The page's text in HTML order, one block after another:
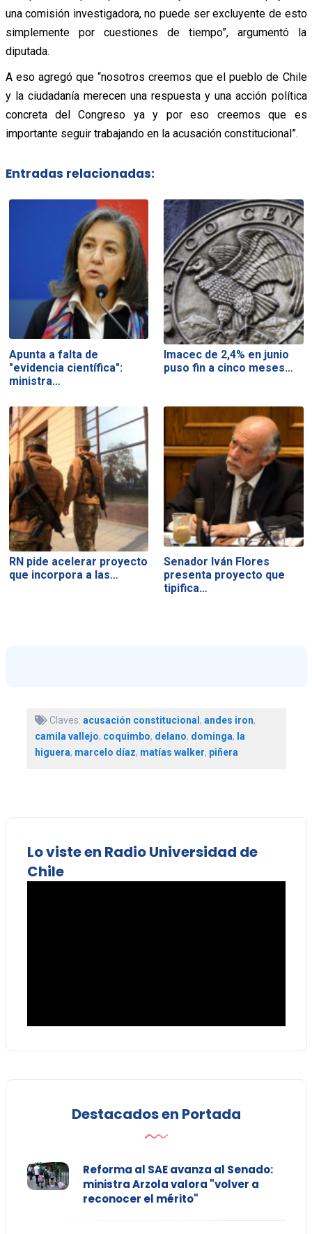
una comisión investigadora, no puede ser excluyente de esto
simplemente por cuestiones de tiempo”, argumentó la
diputada.
A eso agregó que “nosotros creemos que el pueblo de Chile
y la ciudadanía merecen una respuesta y una acción política
concreta del Congreso ya y por eso creemos que es
importante seguir trabajando en la acusación constitucional”.
Entradas relacionadas:
Apunta a falta de
"evidencia científica":
ministra…
Imacec de 2,4% en junio
puso fin a cinco meses…
RN pide acelerar proyecto
que incorpora a las…
Senador Iván Flores
presenta proyecto que
tipifica…
Claves: acusación constitucional, andes iron,
camila vallejo, coquimbo, delano, dominga, la
higuera, marcelo díaz, matías walker, piñera
Lo viste en Radio Universidad de
Chile
Destacados en Portada
Reforma al SAE avanza al Senado:
ministra Arzola valora "volver a
reconocer el mérito"